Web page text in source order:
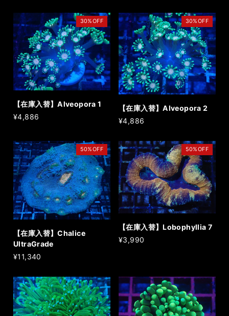
30%OFF
【在庫入替】Alveopora 1
¥4,886
30%OFF
【在庫入替】Alveopora 2
¥4,886
50%OFF
【在庫入替】Chalice
UltraGrade
¥11,340
50%OFF
【在庫入替】Lobophyllia 7
¥3,990